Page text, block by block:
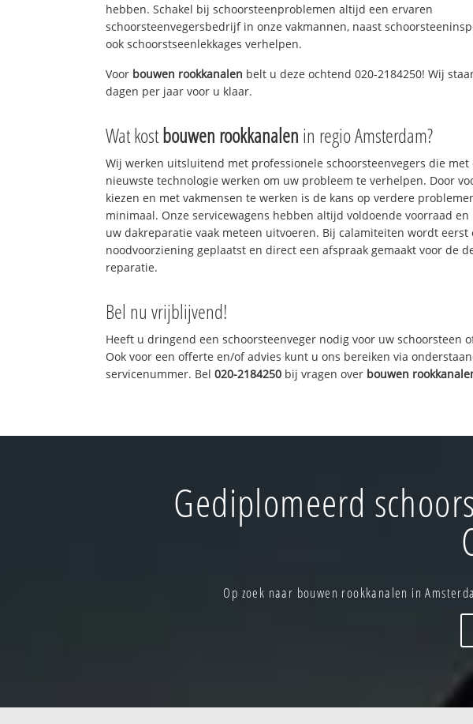
hebben. Schakel bij schoorsteenproblemen altijd een ervaren
schoorsteenvegersbedrijf in onze vakmannen, naast
ook schoorstseenlekkages verhelpen.
Voor bouwen rookkanalen belt u deze ochtend 020-2184250! Wij
dagen per jaar voor u klaar.
Wat kostbouwen rookkanalen in regio Amsterdam?
Wij werken uitsluitend met professionele schoorsteenvegers die met
nieuwste technologie werken om uw probleem te verhelpen. Door
kiezen en met vakmensen te werken is de kans op verdere
minimaal. Onze servicewagens hebben altijd voldoende voorraad en
uw dakreparatie vaak meteen uitvoeren. Bij calamiteiten wordt eerst
noodvoorziening geplaatst en direct een afspraak gemaakt voor de
reparatie.
Bel nu vrijblijvend!
Heeft u dringend een schoorsteenveger nodig voor uw schoorsteen
Ook voor een offerte en/of advies kunt u ons bereiken via
servicenummer. Bel020-2184250 bij vragen over bouwen
Gediplomeerd
Op zoek naar bouwen rookkanalen in